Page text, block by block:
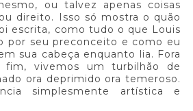
ou talvez apenas coisas
direito. Isso só mostra o quão
escrita, como tudo o que Louis
por seu preconceito e como eu
sua cabeça enquanto lia. Fora
vivemos um turbilhão de
ora deprimido ora temeroso.
simplesmente artística e